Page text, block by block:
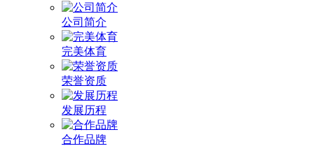
公司简介
完美体育
荣誉资质
发展历程
合作品牌